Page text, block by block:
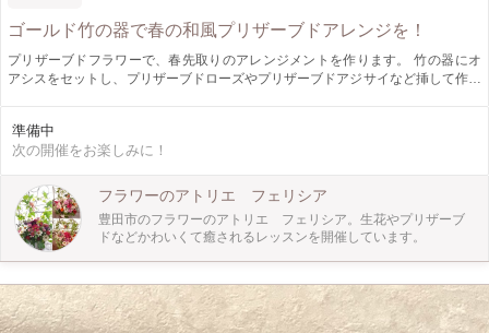
ゴールド竹の器で春の和風プリザーブドアレンジを！
プリザーブドフラワーで、春先取りのアレンジメントを作ります。 竹の器にオ
アシスをセットし、プリザーブドローズやプリザーブドアジサイなど挿して作成
ントです。 少人数でゆっくり丁寧にお教えしますので、初心者の方も安心して
ご参加いただけます。 お一人様のご参加も大歓迎です！ プリザーブドローズや
ついて＊ 結婚式場やお花屋さんでブライダルフラワーやブーケ、アレンジメン
トに携わった後、教室運営や全国から花のオーダーを受け付けています。
準備中
次の開催をお楽しみに！
フラワーのアトリエ フェリシア
豊田市のフラワーのアトリエ フェリシア。生花やプリザーブ
ドなどかわいくて癒されるレッスンを開催しています。